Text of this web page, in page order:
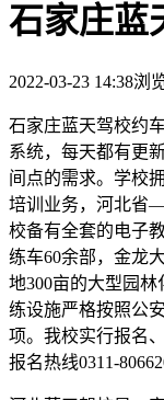
石家庄蓝
2022-03-23 14:38浏
石家庄蓝天驾校约
系统，每天都有更
间点的需求。学校
培训业务，河北省
校备有全套的电子
练车60余部，金龙
地300亩的大型园林
练设施严格按照公
项。我校实行报名
报名热线0311-